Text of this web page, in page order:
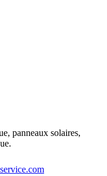
panneaux solaires,